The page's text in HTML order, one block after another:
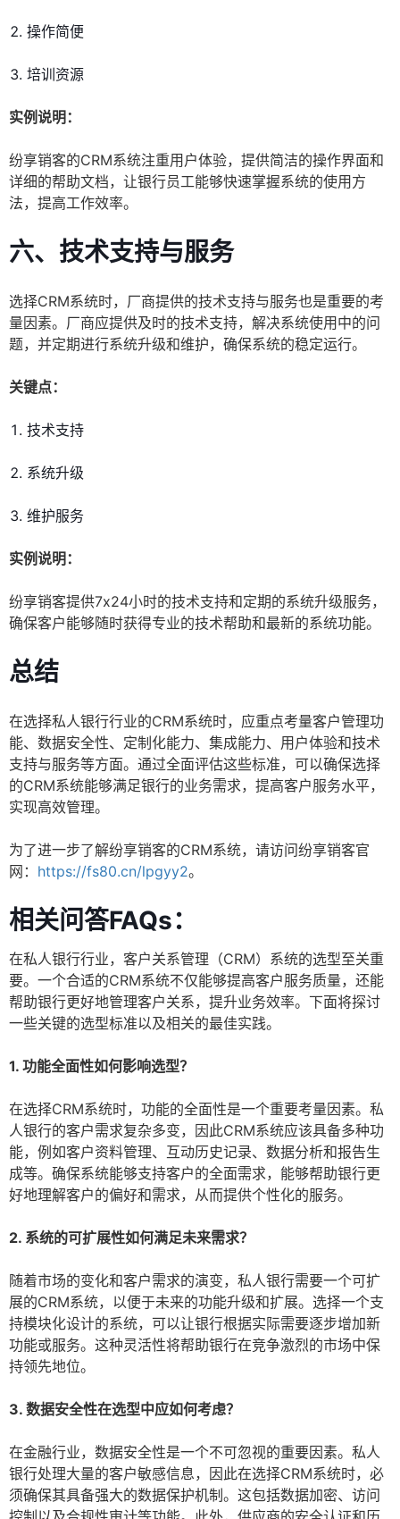
操作简便
培训资源
实例说明：
纷享销客的CRM系统注重用户体验，提供简洁的操作界面和
详细的帮助文档，让银行员工能够快速掌握系统的使用方
法，提高工作效率。
六、技术支持与服务
选择CRM系统时，厂商提供的技术支持与服务也是重要的考
量因素。厂商应提供及时的技术支持，解决系统使用中的问
题，并定期进行系统升级和维护，确保系统的稳定运行。
关键点：
技术支持
系统升级
维护服务
实例说明：
纷享销客提供7x24小时的技术支持和定期的系统升级服务，
确保客户能够随时获得专业的技术帮助和最新的系统功能。
总结
在选择私人银行行业的CRM系统时，应重点考量客户管理功
能、数据安全性、定制化能力、集成能力、用户体验和技术
支持与服务等方面。通过全面评估这些标准，可以确保选择
的CRM系统能够满足银行的业务需求，提高客户服务水平，
实现高效管理。
为了进一步了解纷享销客的CRM系统，请访问纷享销客官
网： https://fs80.cn/lpgyy2。
相关问答FAQs：
在私人银行行业，客户关系管理（CRM）系统的选型至关重
要。一个合适的CRM系统不仅能够提高客户服务质量，还能
帮助银行更好地管理客户关系，提升业务效率。下面将探讨
一些关键的选型标准以及相关的最佳实践。
1. 功能全面性如何影响选型？
在选择CRM系统时，功能的全面性是一个重要考量因素。私
人银行的客户需求复杂多变，因此CRM系统应该具备多种功
能，例如客户资料管理、互动历史记录、数据分析和报告生
成等。确保系统能够支持客户的全面需求，能够帮助银行更
好地理解客户的偏好和需求，从而提供个性化的服务。
2. 系统的可扩展性如何满足未来需求？
随着市场的变化和客户需求的演变，私人银行需要一个可扩
展的CRM系统，以便于未来的功能升级和扩展。选择一个支
持模块化设计的系统，可以让银行根据实际需要逐步增加新
功能或服务。这种灵活性将帮助银行在竞争激烈的市场中保
持领先地位。
3. 数据安全性在选型中应如何考虑？
在金融行业，数据安全性是一个不可忽视的重要因素。私人
银行处理大量的客户敏感信息，因此在选择CRM系统时，必
须确保其具备强大的数据保护机制。这包括数据加密、访问